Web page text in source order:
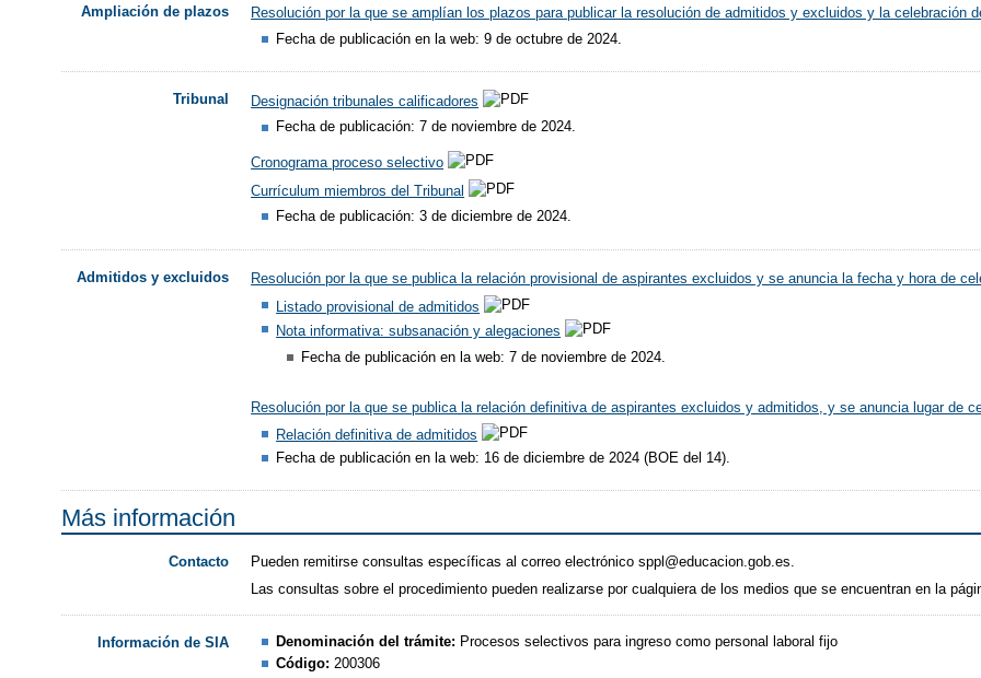
Ampliación de plazos
Resolución por la que se amplían los plazos para publicar la resolución de admitidos y excluidos y la celebración
Fecha de publicación en la web: 9 de octubre de 2024.
Tribunal
Designación tribunales calificadores
Fecha de publicación: 7 de noviembre de 2024.
Cronograma proceso selectivo
Currículum miembros del Tribunal
Fecha de publicación: 3 de diciembre de 2024.
Admitidos y excluidos
Resolución por la que se publica la relación provisional de aspirantes excluidos y se anuncia la fecha y hora de
Listado provisional de admitidos
Nota informativa: subsanación y alegaciones
Fecha de publicación en la web: 7 de noviembre de 2024.
Resolución por la que se publica la relación definitiva de aspirantes excluidos y admitidos, y se anuncia lugar de
Relación definitiva de admitidos
Fecha de publicación en la web: 16 de diciembre de 2024 (BOE del 14).
Más información
Contacto
Pueden remitirse consultas específicas al correo electrónico sppl@educacion.gob.es.
Las consultas sobre el procedimiento pueden realizarse por cualquiera de los medios que se encuentran en la
Información de SIA Denominación del trámite: Procesos selectivos para ingreso como personal laboral fijo
Código:200306